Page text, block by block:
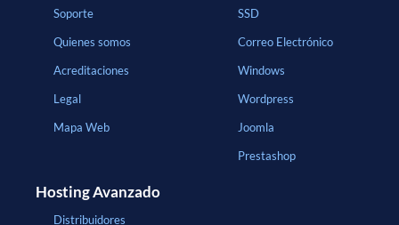
Soporte
Quienes somos
Acreditaciones
Legal
Mapa Web
SSD
Correo Electrónico
Windows
Wordpress
Joomla
Prestashop
Hosting Avanzado
Distribuidores